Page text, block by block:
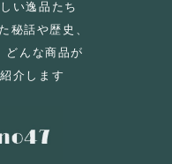
い逸品たち
秘話や歴史、
どんな商品が
介します